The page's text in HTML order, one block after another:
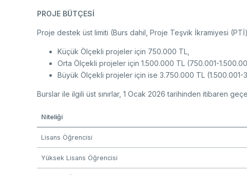
PROJE BÜTÇESİ
Proje destek üst limiti (Burs dahil, Proje Teşvik İkramiyesi (PTİ)
Küçük Ölçekli projeler için 750.000 TL,
Orta Ölçekli projeler için 1.500.000 TL (750.001-
Büyük Ölçekli projeler için ise 3.750.000 TL (1.500.001-
Burslar ile ilgili üst sınırlar, 1 Ocak 2026 tarihinden itibaren
Niteliği
Lisans Öğrencisi
Yüksek Lisans Öğrencisi